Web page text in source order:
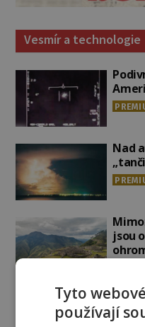
Vesmír a technologie
Nad
jsou
Záhady historie
Tyto
používají